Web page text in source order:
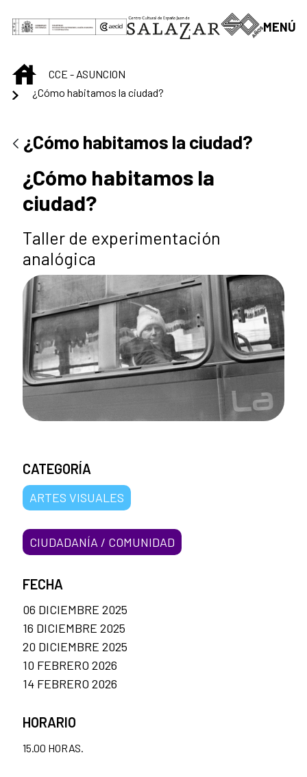
Saltar al contenido principal
MENÚ
INICIOCCE - ASUNCION
¿Cómo habitamos la ciudad?
¿Cómo habitamos la ciudad?
¿Cómo habitamos la
ciudad?
Taller de experimentación
analógica
CATEGORÍA
ARTES VISUALES
CIUDADANÍA / COMUNIDAD
FECHA
06 DICIEMBRE 2025
16 DICIEMBRE 2025
20 DICIEMBRE 2025
10 FEBRERO 2026
14 FEBRERO 2026
HORARIO
15.00 HORAS.